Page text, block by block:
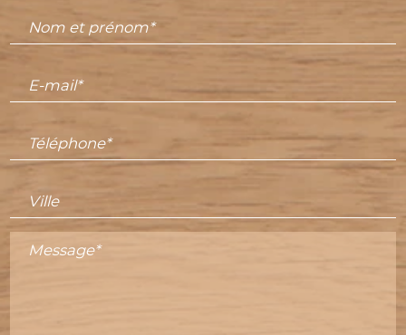
Nom et prénom*
E-mail*
Téléphone*
Ville
Message*